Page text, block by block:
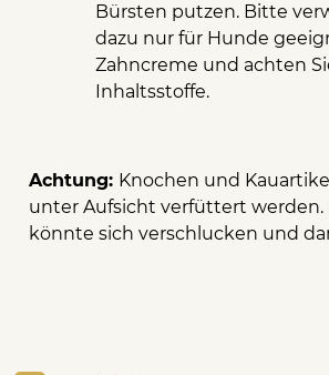
Bürsten putzen. Bitte
dazu nur für Hunde
Zahncreme und achten
Inhaltsstoffe.
Achtung: Knochen und
unter Aufsicht verfüttert werden.
könnte sich verschlucken und